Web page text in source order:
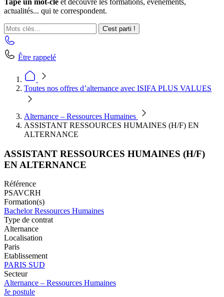
Tape un mot-clé et découvre les formations, événements,
actualités... qui te correspondent.
C'est parti !
Être rappelé
Toutes nos offres d’alternance avec ISIFA PLUS VALUES
Alternance – Ressources Humaines
ASSISTANT RESSOURCES HUMAINES (H/F) EN
ALTERNANCE
ASSISTANT RESSOURCES HUMAINES (H/F)
EN ALTERNANCE
Référence
PSAVCRH
Formation(s)
Bachelor Ressources Humaines
Type de contrat
Alternance
Localisation
Paris
Etablissement
PARIS SUD
Secteur
Alternance – Ressources Humaines
Je postule